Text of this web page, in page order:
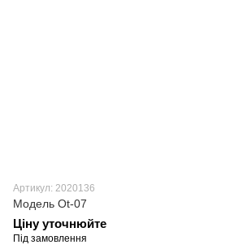
Артикул: 2020136
Модель Ot-07
Ціну уточнюйте
Під замовлення